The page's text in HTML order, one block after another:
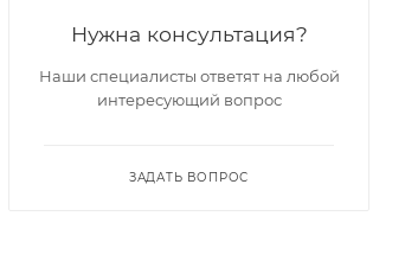
Нужна консультация?
Наши специалисты ответят на любой
интересующий вопрос
ЗАДАТЬ ВОПРОС